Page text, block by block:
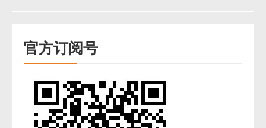
官方订阅号